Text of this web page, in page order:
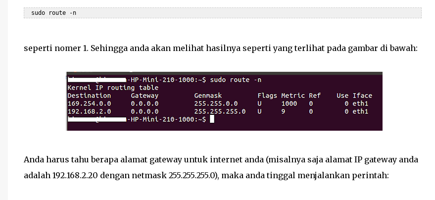
  sudo route -n
seperti nomer 1. Sehingga anda akan melihat hasilnya seperti yang terlihat pada gambar di bawah:
Anda harus tahu berapa alamat gateway untuk internet anda (misalnya saja alamat IP gateway anda
adalah 192.168.2.20 dengan netmask 255.255.255.0), maka anda tinggal menjalankan perintah: